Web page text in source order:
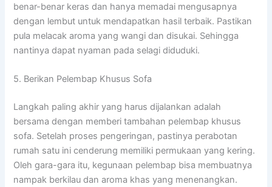
benar-benar keras dan hanya memadai mengusapnya
dengan lembut untuk mendapatkan hasil terbaik. Pastikan
pula melacak aroma yang wangi dan disukai. Sehingga
nantinya dapat nyaman pada selagi diduduki.
5. Berikan Pelembap Khusus Sofa
Langkah paling akhir yang harus dijalankan adalah
bersama dengan memberi tambahan pelembap khusus
sofa. Setelah proses pengeringan, pastinya perabotan
rumah satu ini cenderung memiliki permukaan yang kering.
Oleh gara-gara itu, kegunaan pelembap bisa membuatnya
nampak berkilau dan aroma khas yang menenangkan.